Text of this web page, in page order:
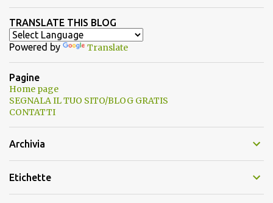
TRANSLATE THIS BLOG
Powered by Translate
Pagine
Home page
SEGNALA IL TUO SITO/BLOG GRATIS
CONTATTI
Archivia
Etichette